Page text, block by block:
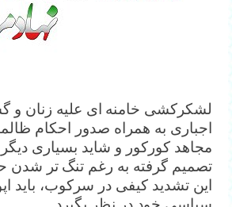
لشکرکشی خامنه ای علیه زنان و
اجباری به همراه صدور احکام
مجاهد کورکور و شاید بسیاری
تصمیم گرفته به رغم تنگ تر شدن
این تشدید کیفی در سرکوب، باید